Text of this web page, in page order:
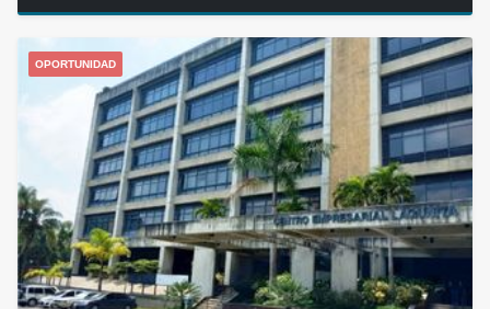
OPORTUNIDAD